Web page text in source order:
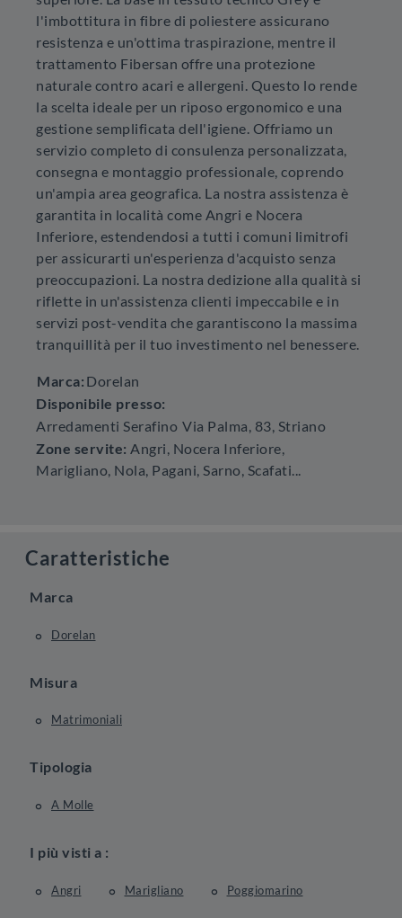
l'imbottitura in fibre di poliestere assicurano
resistenza e un'ottima traspirazione, mentre il
trattamento Fibersan offre una protezione
naturale contro acari e allergeni. Questo lo rende
la scelta ideale per un riposo ergonomico e una
gestione semplificata dell'igiene. Offriamo un
servizio completo di consulenza personalizzata,
consegna e montaggio professionale, coprendo
un'ampia area geografica. La nostra assistenza è
garantita in località come Angri e Nocera
Inferiore, estendendosi a tutti i comuni limitrofi
per assicurarti un'esperienza d'acquisto senza
preoccupazioni. La nostra dedizione alla qualità si
riflette in un'assistenza clienti impeccabile e in
servizi post-vendita che garantiscono la massima
tranquillità per il tuo investimento nel benessere.
Marca: Dorelan
Disponibile presso:
Arredamenti Serafino Via Palma, 83, Striano
Zone servite: Angri, Nocera Inferiore,
Marigliano, Nola, Pagani, Sarno, Scafati...
Caratteristiche
Marca
Dorelan
Misura
Matrimoniali
Tipologia
A Molle
I più visti a :
Angri Marigliano Poggiomarino